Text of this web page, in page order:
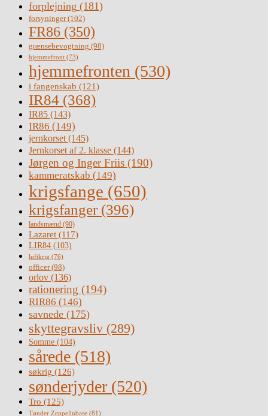
forplejning (181)
forsyninger(102)
FR86 (350)
grænsebevogtning (98)
hjemmefront (73)
hjemmefronten (530)
i fangenskab (121)
IR84 (368)
IR85 (143)
IR86 (149)
jernkorset(145)
Jernkorset af 2. klasse (144)
Jørgen og Inger Friis (190)
kammeratskab (149)
krigsfange (650)
krigsfanger (396)
landsmænd (90)
Lazaret (117)
LIR84 (103)
luftkrig (76)
officer(98)
orlov (136)
rationering (194)
RIR86 (146)
savnede (175)
skyttegravsliv (289)
Somme (104)
sårede (518)
søkrig (126)
sønderjyder (520)
Tro (125)
Tønder Zeppelinbase (81)